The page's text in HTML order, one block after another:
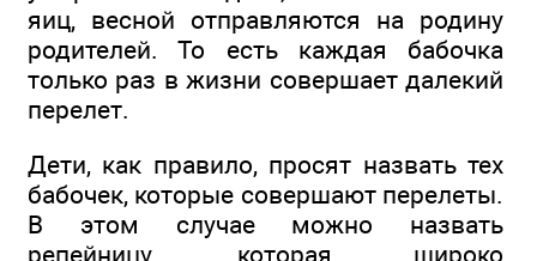
яиц, весной отправляются на родину
родителей. То есть каждая бабочка
только раз в жизни совершает далекий
перелет.
Дети, как правило, просят назвать тех
бабочек, которые совершают перелеты.
В этом случае можно назвать
репейницу, которая широко